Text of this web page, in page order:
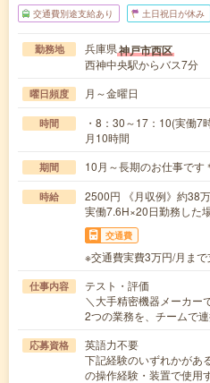
交通費別途支給あり 土日祝日が休み
勤務地 兵庫県神戸市西区
西神中央駅からバス7分
曜日頻度 月～金曜日
時間
・8：30～17：10(実働7
月10時間
期間 10月～長期のお仕事です
時給
2500円 《月収例》約38
実働7.6H×20日勤務した
交通費
※交通費実費3万円/月まで
仕事内容
テスト・評価
＼大手精密機器メーカー
2つの業務を、チームで
応募資格
英語力不要
下記経験のいずれかがあ
の操作経験・装置で使用